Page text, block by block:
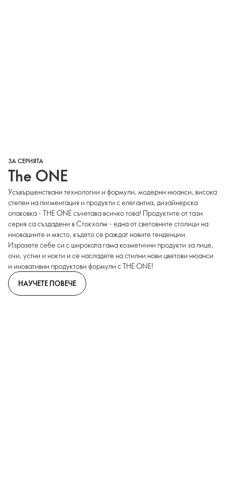
ЗА СЕРИЯТА
The ONE
Усъвършенствани технологии и формули, модерни нюанси, висока
степен на пигментация и продукти с елегантна, дизайнерска
опаковка - THE ONE съчетава всичко това! Продуктите от тази
серия са създадени в Стокхолм - една от световните столици на
иновациите и място, където се раждат новите тенденции.
Изразете себе си с широката гама козметични продукти за лице,
очи, устни и нокти и се насладете на стилни нови цветови нюанси
и иновативни продуктови формули с THE ONE!
НАУЧЕТЕ ПОВЕЧЕ